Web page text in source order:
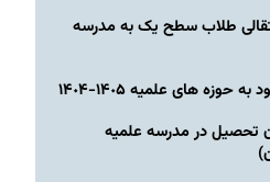
طلاب سطح یک به مدرسه
های علمیه ١۴٠۵-١۴٠۴
تحصیل در مدرسه علمیه